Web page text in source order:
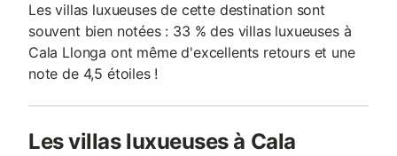
Les villas luxueuses de cette destination sont
souvent bien notées : 33 % des villas luxueuses à
Cala Llonga ont même d'excellents retours et une
note de 4,5 étoiles !
Les villas luxueuses à Cala